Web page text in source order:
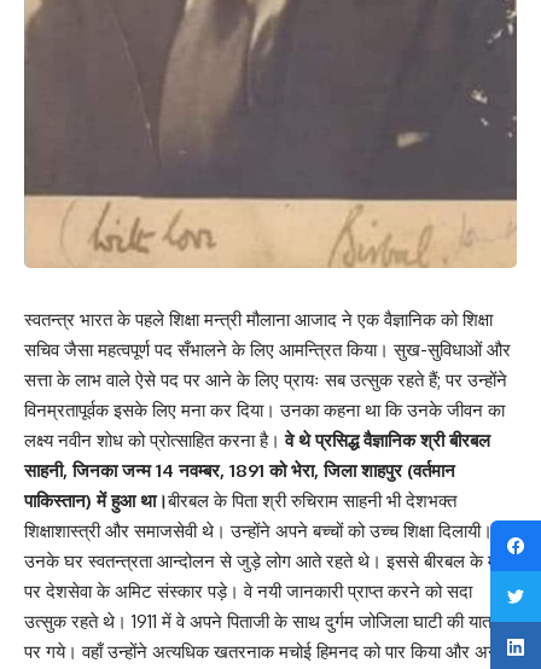
स्वतन्त्र भारत के पहले शिक्षा मन्त्री मौलाना आजाद ने एक वैज्ञानिक को शिक्षा
सचिव जैसा महत्वपूर्ण पद सँभालने के लिए आमन्त्रित किया। सुख-सुविधाओं और
सत्ता के लाभ वाले ऐसे पद पर आने के लिए प्रायः सब उत्सुक रहते हैं; पर उन्होंने
विनम्रतापूर्वक इसके लिए मना कर दिया। उनका कहना था कि उनके जीवन का
लक्ष्य नवीन शोध को प्रोत्साहित करना है।वे थे प्रसिद्ध वैज्ञानिक श्री बीरबल
साहनी, जिनका जन्म 14 नवम्बर, 1891 को भेरा, जिला शाहपुर (वर्तमान
पाकिस्तान) में हुआ था।बीरबल के पिता श्री रुचिराम साहनी भी देशभक्त
शिक्षाशास्त्री और समाजसेवी थे। उन्होंने अपने बच्चों को उच्च शिक्षा दिलायी।
उनके घर स्वतन्त्रता आन्दोलन से जुड़े लोग आते रहते थे। इससे बीरबल के मन
पर देशसेवा के अमिट संस्कार पड़े। वे नयी जानकारी प्राप्त करने को सदा
उत्सुक रहते थे। 1911 में वे अपने पिताजी के साथ दुर्गम जोजिला घाटी की यात्रा
पर गये। वहाँ उन्होंने अत्यधिक खतरनाक मचोई हिमनद को पार किया और अनेक